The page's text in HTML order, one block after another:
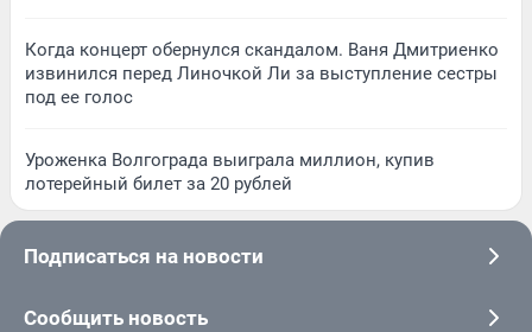
Когда концерт обернулся скандалом. Ваня Дмитриенко
извинился перед Линочкой Ли за выступление сестры
под ее голос
Уроженка Волгограда выиграла миллион, купив
лотерейный билет за 20 рублей
Подписаться на новости
Сообщить новость